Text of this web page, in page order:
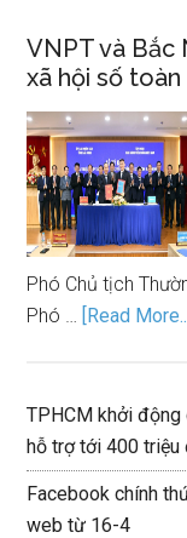
VNPT và Bắc
xã hội số toàn
Phó Chủ tịch
Phó … [Read
TPHCM khởi
hỗ trợ tới 400 triệu
Facebook chính
web từ 16-4